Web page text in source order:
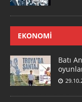
EKONOMI
Batı